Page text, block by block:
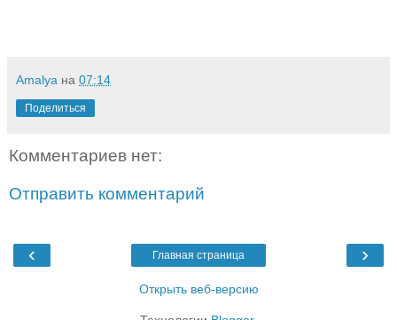
Amalya на 07:14
Поделиться
Комментариев нет:
Отправить комментарий
‹ ›
Главная страница
Открыть веб-версию